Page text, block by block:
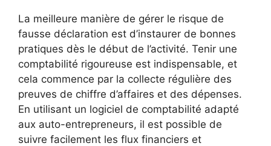
La meilleure manière de gérer le risque de
fausse déclaration est d’instaurer de bonnes
pratiques dès le début de l’activité. Tenir une
comptabilité rigoureuse est indispensable, et
cela commence par la collecte régulière des
preuves de chiffre d’affaires et des dépenses.
En utilisant un logiciel de comptabilité adapté
aux auto-entrepreneurs, il est possible de
suivre facilement les flux financiers et